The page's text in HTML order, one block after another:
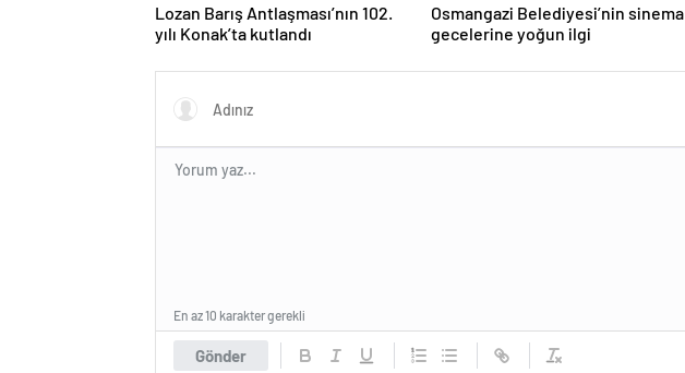
Lozan Barış Antlaşması’nın 102.
yılı Konak’ta kutlandı
Osmangazi Belediyesi’nin sinema
gecelerine yoğun ilgi
Gönder
En az 10 karakter gerekli